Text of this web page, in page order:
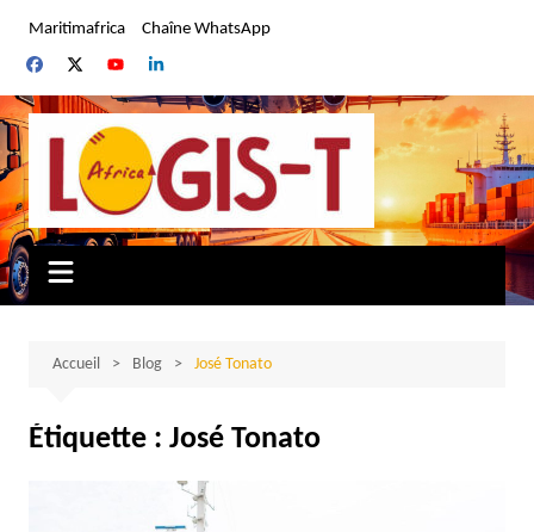
contenu
Maritimafrica Chaîne WhatsApp
Accueil Blog José Tonato
Étiquette : José Tonato